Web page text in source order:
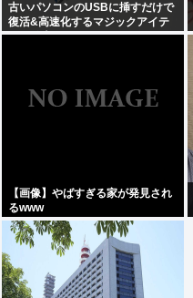
古いパソコンのUSBに挿すだけで
復活&高速化するマジックアイテ
ムが発売される
【画像】やばすぎる家が発見され
るwww